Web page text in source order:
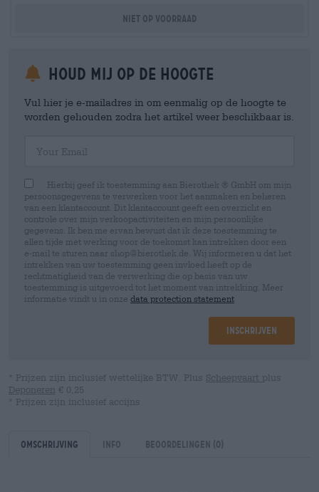
Niet op voorraad
Houd mij op de hoogte
Vul hier je e-mailadres in om eenmalig op de hoogte te
worden gehouden zodra het artikel weer beschikbaar is.
Hierbij geef ik toestemming aan Bierothek ® GmbH om mijn
persoonsgegevens te verwerken voor het aanmaken en beheren
van een klantaccount. Dit klantaccount geeft een overzicht en
controle over mijn verkoopactiviteiten en mijn persoonlijke
gegevens. Ik ben me ervan bewust dat ik deze toestemming te
allen tijde met werking voor de toekomst kan intrekken door een
e-mail te sturen naar shop@bierothek.de. Wij informeren u dat het
intrekken van uw toestemming geen invloed heeft op de
rechtmatigheid van de verwerking die op basis van uw
toestemming is uitgevoerd tot het moment van intrekking. Meer
informatie vindt u in onze data protection statement
Inschrijven
* Prijzen zijn inclusief wettelijke BTW. Plus Scheepvaart plus
Deponeren € 0,25
* Prijzen zijn inclusief accijns
Omschrijving Info Beoordelingen (0)